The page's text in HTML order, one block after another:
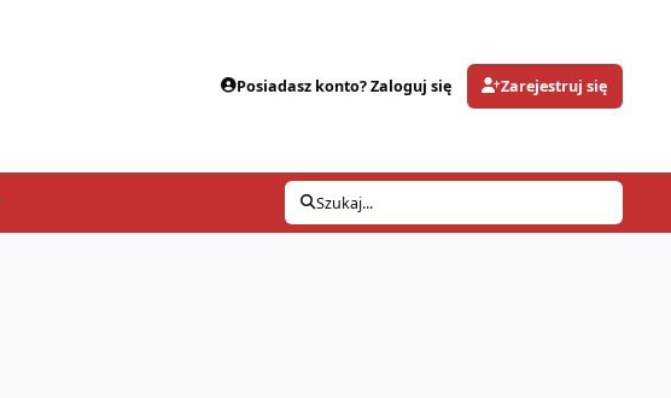
Posiadasz konto? Zaloguj się Zarejestruj się
Szukaj...